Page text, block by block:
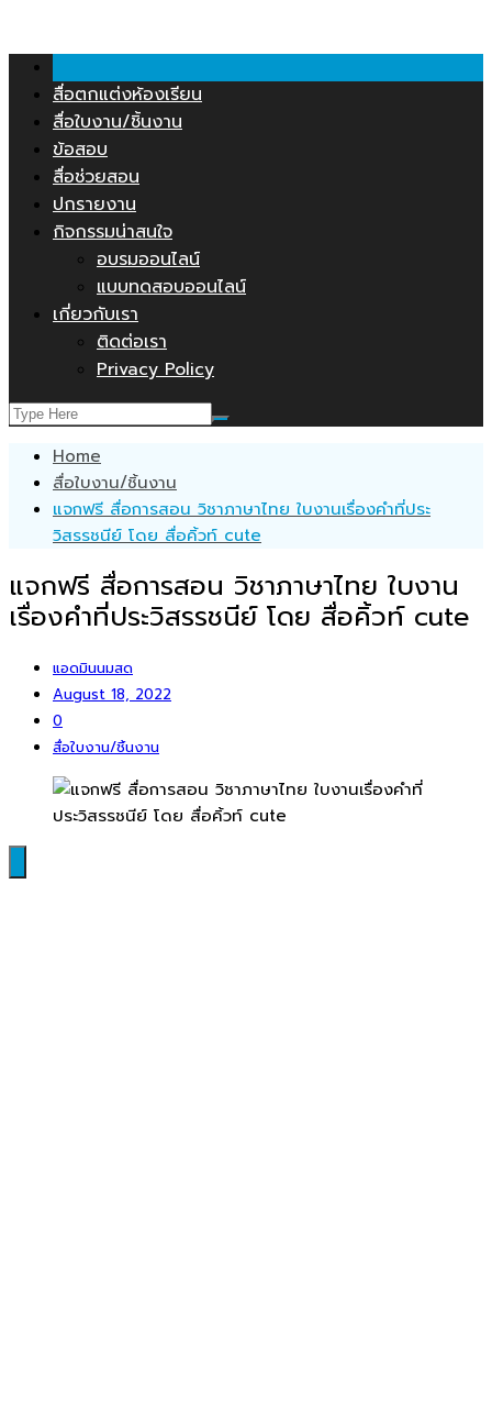
content
สื่อตกแต่งห้องเรียน
สื่อใบงาน/ชิ้นงาน
ข้อสอบ
สื่อช่วยสอน
ปกรายงาน
กิจกรรมน่าสนใจ
อบรมออนไลน์
แบบทดสอบออนไลน์
เกี่ยวกับเรา
ติดต่อเรา
Privacy Policy
Home
สื่อใบงาน/ชิ้นงาน
แจกฟรี สื่อการสอน วิชาภาษาไทย ใบงานเรื่องคำที่ประ
วิสรรชนีย์ โดย สื่อคิ้วท์ cute
แจกฟรี สื่อการสอน วิชาภาษาไทย ใบงาน
เรื่องคำที่ประวิสรรชนีย์ โดย สื่อคิ้วท์ cute
แอดมินนมสด
August 18, 2022
0
สื่อใบงาน/ชิ้นงาน